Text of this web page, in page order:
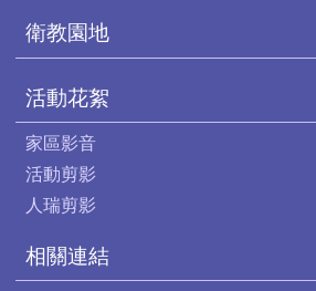
衛教園地
活動花絮
家區影音
活動剪影
人瑞剪影
相關連結